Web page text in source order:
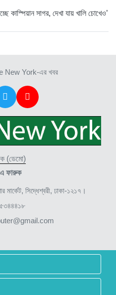
কাস্পিয়ান সাগর, দেখা যায় খালি চোখেও’
New York-এর খবর
(ডেমো)
ফারুক
সিদ্ধেশ্বরী, ঢাকা-১২১৭।